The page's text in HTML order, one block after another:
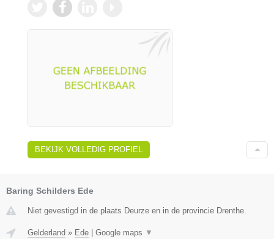
BEKIJK VOLLEDIG PROFIEL
Baring Schilders Ede
Niet gevestigd in de plaats Deurze en in de provincie Drenthe.
Gelderland » Ede Google maps ▼